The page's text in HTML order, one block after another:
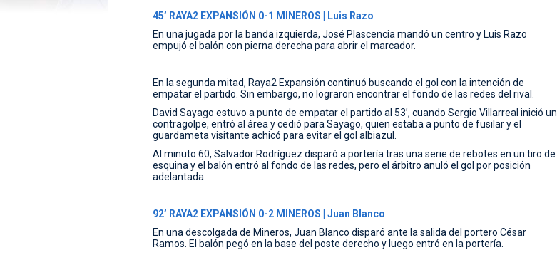
45’ RAYA2 EXPANSIÓN 0-1 MINEROS | Luis Razo
En una jugada por la banda izquierda, José Plascencia mandó un centro y Luis Razo
empujó el balón con pierna derecha para abrir el marcador.
En la segunda mitad, Raya2 Expansión continuó buscando el gol con la intención de
empatar el partido. Sin embargo, no lograron encontrar el fondo de las redes del rival.
David Sayago estuvo a punto de empatar el partido al 53’, cuando Sergio Villarreal inició un
contragolpe, entró al área y cedió para Sayago, quien estaba a punto de fusilar y el
guardameta visitante achicó para evitar el gol albiazul.
Al minuto 60, Salvador Rodríguez disparó a portería tras una serie de rebotes en un tiro de
esquina y el balón entró al fondo de las redes, pero el árbitro anuló el gol por posición
adelantada.
92’ RAYA2 EXPANSIÓN 0-2 MINEROS | Juan Blanco
En una descolgada de Mineros, Juan Blanco disparó ante la salida del portero César
Ramos. El balón pegó en la base del poste derecho y luego entró en la portería.